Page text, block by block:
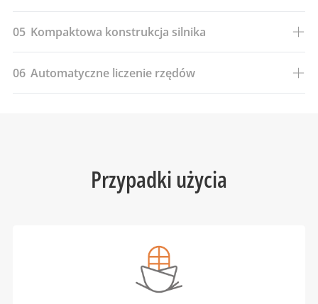
05 Kompaktowa konstrukcja silnika
06 Automatyczne liczenie rzędów
Przypadki użycia